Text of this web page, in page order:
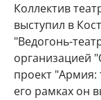
Коллектив
выступил в
"Ведогонь-
организацией
проект "Армия:
его рамках он